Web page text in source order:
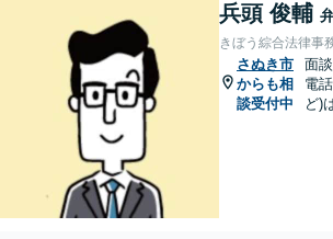
兵頭 俊輔
きぼう綜合法律事
さぬき市
からも相
談受付中
面
電
ど)